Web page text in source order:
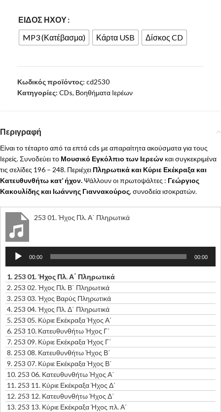
ΕΊΔΟΣ ΉΧΟΥ
MP3 (Κατέβασμα)
Κάρτα USB Δίσκος CD
Κωδικός προϊόντος: cd2530
Κατηγορίες: CDs, Βοηθήματα Ιερέων
Περιγραφή
Είναι το τέταρτο από τα επτά cds με απαραίτητα ακούσματα για τους
Ιερείς. Συνοδεύει το Μουσικό Εγκόλπιο των Ιερεών και συγκεκριμένα
τις σελίδες 196 – 248. Περιέχει Πληρωτικά και Κύριε Εκέκραξα και
Κατευθυνθήτω κατ’ ήχον. Ψάλλουν οι πρωτοψάλτες : Γεώργιος
Κακουλίδης και Ιωάννης Γιαννακούρος, συνοδεία ισοκρατών.
253 01. Ήχος Πλ. Α΄ Πληρωτικά
Πρόγραμμα
Αναπαραγωγής
00:00 00:00
1. 253 01. Ήχος Πλ. Α΄ Πληρωτικά
2. 253 02. Ήχος Πλ. Β΄ Πληρωτικά
3. 253 03. Ήχος Βαρύς Πληρωτικά
4. 253 04. Ήχος Πλ. Δ΄ Πληρωτικά
5. 253 05. Κύριε Εκέκραξα Ήχος Α΄
6. 253 10. Κατευθυνθήτω Ήχος Γ΄
7. 253 09. Κύριε Εκέκραξα Ήχος Γ΄
8. 253 08. Κατευθυνθήτω Ήχος Β΄
9. 253 07. Κύριε Εκέκραξα Ήχος Β΄
10. 253 06. Κατευθυνθήτω Ήχος Α΄
11. 253 11. Κύριε Εκέκραξα Ήχος Δ΄
12. 253 12. Κατευθυνθήτω Ήχος Δ΄
13. 253 13. Κύριε Εκέκραξα Ήχος πλ. Α΄